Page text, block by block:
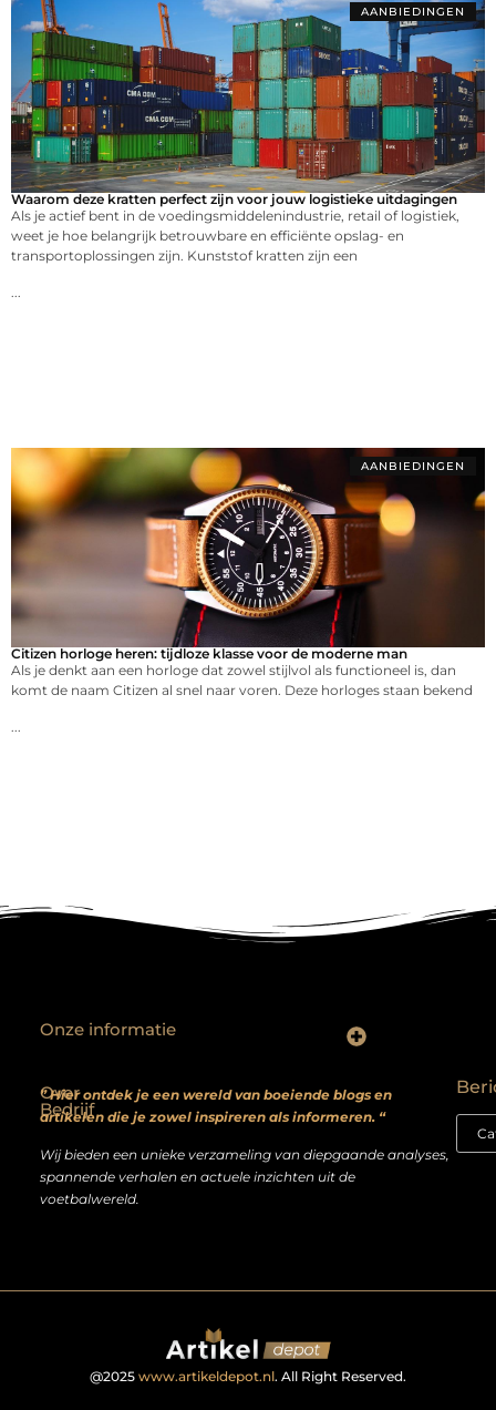
AANBIEDINGEN
Waarom deze kratten perfect zijn voor jouw logistieke uitdagingen
Als je actief bent in de voedingsmiddelenindustrie, retail of logistiek,
weet je hoe belangrijk betrouwbare en efficiënte opslag- en
transportoplossingen zijn. Kunststof kratten zijn een
AANBIEDINGEN
Citizen horloge heren: tijdloze klasse voor de moderne man
Als je denkt aan een horloge dat zowel stijlvol als functioneel is, dan
komt de naam Citizen al snel naar voren. Deze horloges staan bekend
Over
Bedrijf
” Hier ontdek je een wereld van boeiende blogs en
artikelen die je zowel inspireren als informeren. “
Wij bieden een unieke verzameling van diepgaande analyses,
spannende verhalen en actuele inzichten uit de
voetbalwereld.
Onze informatie
@2025 www.artikeldepot.nl. All Right Reserved.